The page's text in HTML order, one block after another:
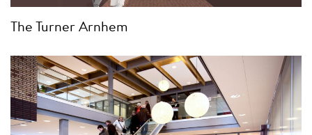
The Turner Arnhem